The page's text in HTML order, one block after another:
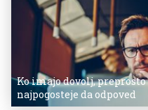
Ko imajo dovolj,
najpogosteje da odpoved